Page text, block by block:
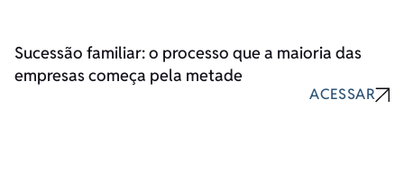
Sucessão familiar: o processo que a maioria das
empresas começa pela metade
ACESSAR